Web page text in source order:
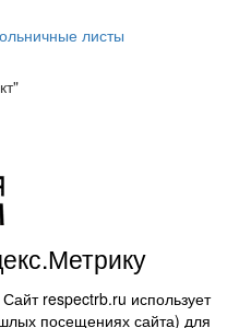
листы
д.48 корп.1, офис 307
respectrb.ru использует
посещениях сайта) для